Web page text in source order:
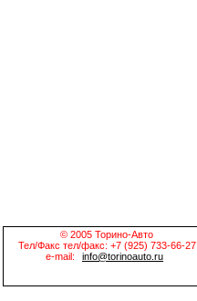
© 2005 Торино-Авто
Тел/Факс тел/факс: +7 (925) 733-66-27
e-mail:
info@torinoauto.ru